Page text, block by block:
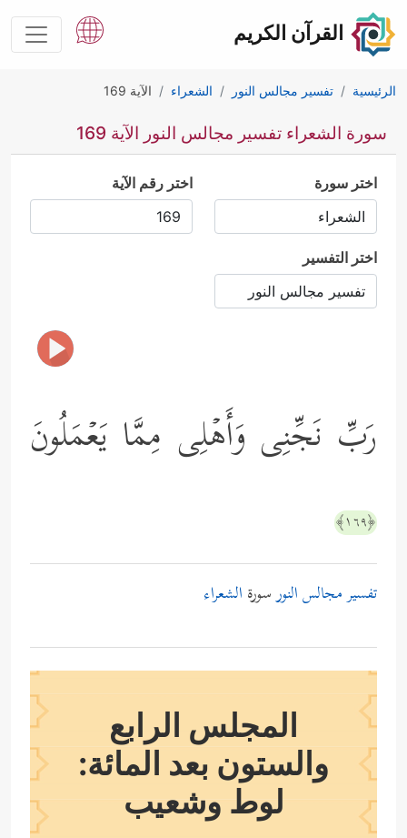
القرآن الكريم
الرئيسية تفسير مجالس النور الشعراء الآية 169
سورة الشعراء تفسير مجالس النور الآية 169
اختر سورة اختر رقم الآية
اختر التفسير
رَبِّ نَجِّنِی وَأَهۡلِی مِمَّا یَعۡمَلُونَ
﴿١٦٩﴾
تفسير مجالس النورسورة الشعراء
المجلس الرابع
والستون بعد المائة:
لوط وشعيب